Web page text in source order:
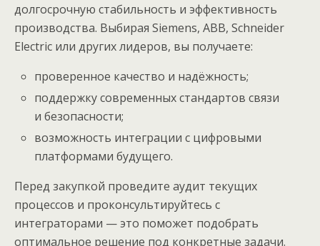
долгосрочную стабильность и эффективность
производства. Выбирая Siemens, ABB, Schneider
Electric или других лидеров, вы получаете:
проверенное качество и надёжность;
поддержку современных стандартов связи
и безопасности;
возможность интеграции с цифровыми
платформами будущего.
Перед закупкой проведите аудит текущих
процессов и проконсультируйтесь с
интеграторами — это поможет подобрать
оптимальное решение под конкретные задачи.